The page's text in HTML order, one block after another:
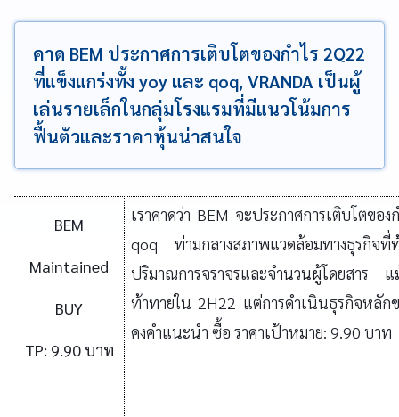
คาด BEM ประกาศการเติบโตของกำไร 2Q22
ที่แข็งแกร่งทั้ง yoy และ qoq, VRANDA เป็นผู้
เล่นรายเล็กในกลุ่มโรงแรมที่มีแนวโน้มการ
ฟื้นตัวและราคาหุ้นน่าสนใจ
BEM
Maintained
BUY
TP: 9.90 บาท
เราคาดว่า BEM จะประกาศการเติบโตของ
qoq ท่ามกลางสภาพแวดล้อมทางธุรกิจที่
ปริมาณการจราจรและจำนวนผู้โดยสาร
ท้าทายใน 2H22 แต่การดำเนินธุรกิจหลัก
คงคำแนะนำ ซื้อ ราคาเป้าหมาย: 9.90 บาท